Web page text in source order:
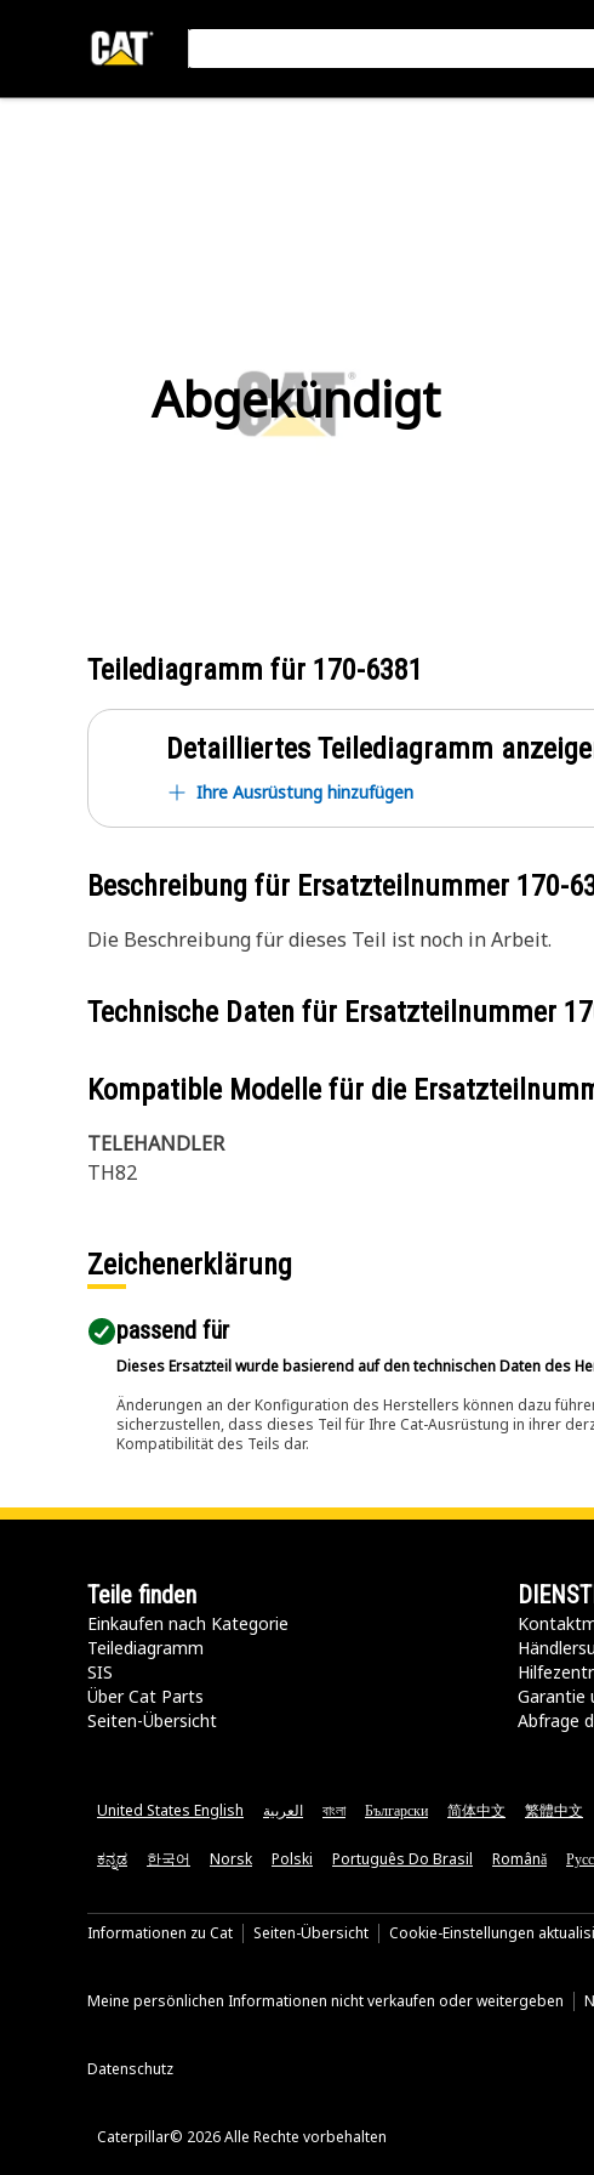
Abgekündigt
Teilediagramm für 170-6381
Detailliertes Teilediagramm
Ihre Ausrüstung hinzufügen
Beschreibung für Ersatzteilnummer 170-
Die Beschreibung für dieses Teil ist noch in Arbeit.
Technische Daten für Ersatzteilnummer
Kompatible Modelle für die
TELEHANDLER
TH82
Zeichenerklärung
passend für​
Dieses Ersatzteil wurde basierend auf den technischen Daten des
Änderungen an der Konfiguration des Herstellers können dazu
sicherzustellen, dass dieses Teil für Ihre Cat-Ausrüstung in ihrer
Kompatibilität des Teils dar.
Teile finden
Einkaufen nach Kategorie
Teilediagramm
SIS
Über Cat Parts
Seiten-Übersicht
Garantie
Abfrage
United States English العربية বাংলা Български 简体中文 繁體中文
ಕನ್ನಡ 한국어 Norsk Polski Português Do Brasil Română
Informationen zu Cat Seiten-Übersicht Cookie-Einstellungen
Meine persönlichen Informationen nicht verkaufen oder weitergeben
Datenschutz
Caterpillar© 2026 Alle Rechte vorbehalten